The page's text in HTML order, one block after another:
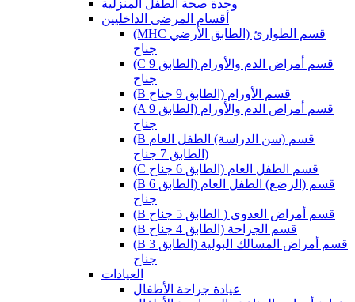
وحدة صحة الطفل المنزلية
أقسام المرضى الداخليين
(MHC قسم الطوارئ (الطابق الأرضي
جناح
(C قسم أمراض الدم والأورام (الطابق 9
جناح
(B قسم الأورام (الطابق 9 جناح
(A قسم أمراض الدم والأورام (الطابق 9
جناح
(B قسم (سن الدراسة) الطفل العام
(الطابق 7 جناح
(C قسم الطفل العام (الطابق 6 جناح
(B قسم (الرضع) الطفل العام (الطابق 6
جناح
(B قسم أمراض العدوى ( الطابق 5 جناح
(B قسم الجراحة (الطابق 4 جناح
(B قسم أمراض المسالك البولية (الطابق 3
جناح
العيادات
عيادة جراحة الأطفال